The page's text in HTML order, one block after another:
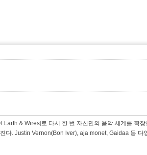
& Wires]로 다시 한 번 자신만의 음악 세계를 확
진다. Justin Vernon(Bon Iver), aja monet, Gaidaa 등